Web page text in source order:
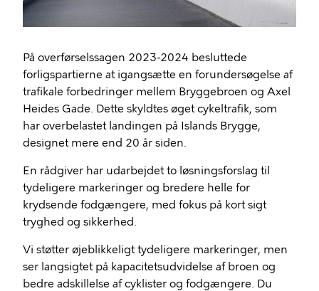
På overførselssagen 2023-2024 besluttede
forligspartierne at igangsætte en forundersøgelse af
trafikale forbedringer mellem Bryggebroen og Axel
Heides Gade. Dette skyldtes øget cykeltrafik, som
har overbelastet landingen på Islands Brygge,
designet mere end 20 år siden.
En rådgiver har udarbejdet to løsningsforslag til
tydeligere markeringer og bredere helle for
krydsende fodgængere, med fokus på kort sigt
tryghed og sikkerhed.
Vi støtter øjeblikkeligt tydeligere markeringer, men
ser langsigtet på kapacitetsudvidelse af broen og
bedre adskillelse af cyklister og fodgængere. Du